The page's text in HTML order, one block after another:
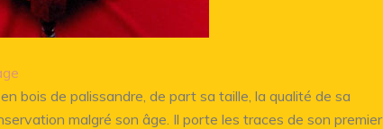
bois de palissandre, de part sa taille, la qualité de sa
malgré son âge. Il porte les traces de son premier